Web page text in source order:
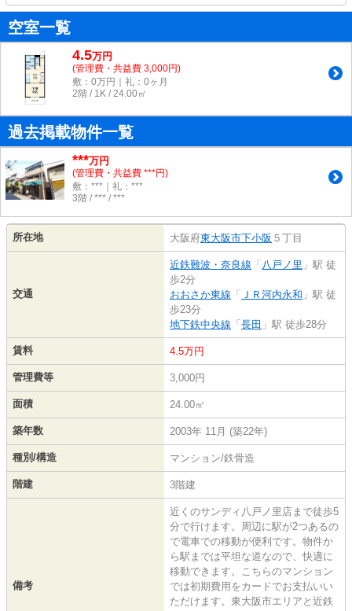
空室一覧
4.5万円
(管理費・共益費 3,000円)
敷：0万円｜礼：0ヶ月
2階 / 1K / 24.00㎡
過去掲載物件一覧
***万円
(管理費・共益費 ***円)
敷：***｜礼：***
3階 / *** / ***
所在地 大阪府東大阪市下小阪 ５丁目
交通
近鉄難波・奈良線 「 八戸ノ里 」駅 徒
歩2分
おおさか東線 「 ＪＲ河内永和 」駅 徒
歩23分
地下鉄中央線 「 長田 」駅 徒歩28分
賃料 4.5万円
管理費等 3,000円
面積 24.00㎡
築年数 2003年 11月 (築22年)
種別/構造 マンション/鉄骨造
階建 3階建
備考
近くのサンディ八戸ノ里店まで徒歩5
分で行けます。周辺に駅が2つあるの
で電車での移動が便利です。物件か
ら駅までは平坦な道なので、快適に
移動できます。こちらのマンション
では初期費用をカードでお支払いい
ただけます。東大阪市エリアと近鉄